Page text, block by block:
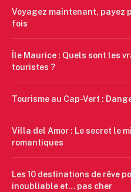
Voyagez maintenant, payez
fois
Île Maurice : Quels sont les
touristes ?
Tourisme au Cap-Vert :
Villa del Amor : Le secret le
romantiques
Les 10 destinations de rêve
inoubliable et… pas cher